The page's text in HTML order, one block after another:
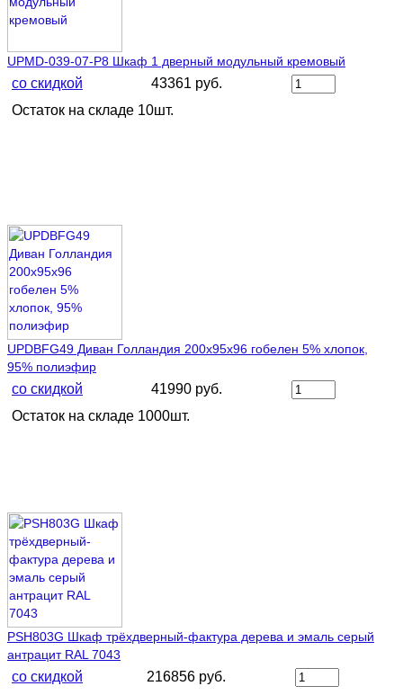
UPMD-039-07-P8 Шкаф 1 дверный модульный кремовый
со скидкой
43361 руб.
Остаток на складе 10шт.
UPDBFG49 Диван Голландия 200х95х96 гобелен 5% хлопок,
95% полиэфир
со скидкой
41990 руб.
Остаток на складе 1000шт.
PSH803G Шкаф трёхдверный-фактура дерева и эмаль серый
антрацит RAL 7043
со скидкой
216856 руб.